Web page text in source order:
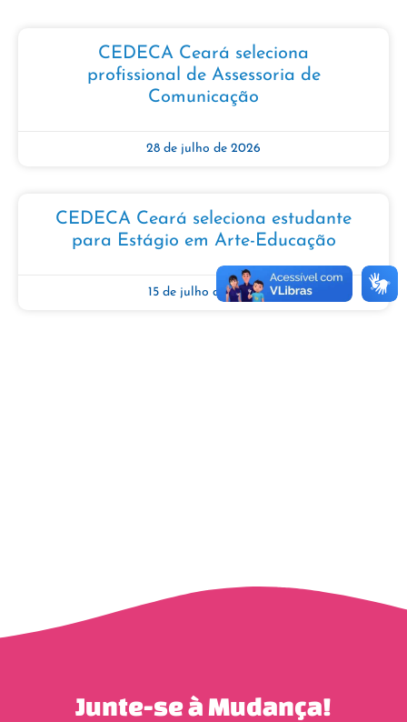
CEDECA Ceará seleciona
profissional de Assessoria de
Comunicação
28 de julho de 2026
CEDECA Ceará seleciona estudante
para Estágio em Arte-Educação​​
15 de julho de 2026
Junte-se à Mudança!